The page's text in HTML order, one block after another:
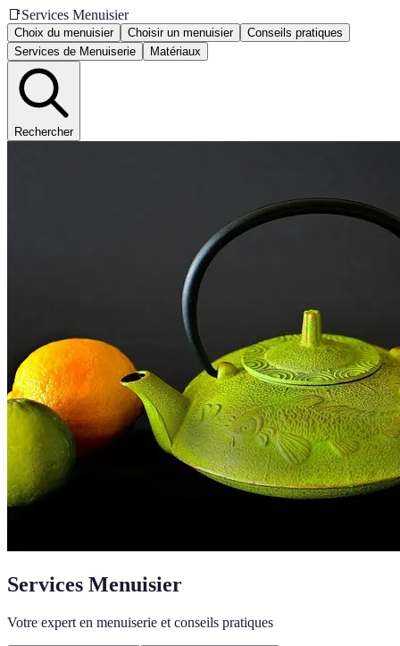
📑Services Menuisier
Choix du menuisier Choisir un menuisier
Conseils pratiques
Services de Menuiserie
Matériaux
Rechercher
Services Menuisier
Votre expert en menuiserie et conseils pratiques